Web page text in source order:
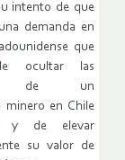
intento de que
demanda en
que
ocultar las
de un
minero en Chile
y de elevar
su valor de